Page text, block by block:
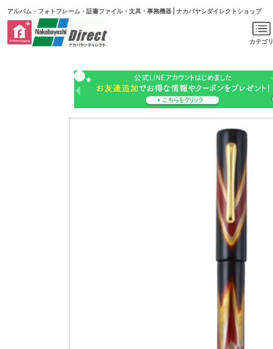
アルバム・フォトフレーム・証書ファイル・文具・事務機器 | ナカバヤシダイレクトショップ
カテゴリ